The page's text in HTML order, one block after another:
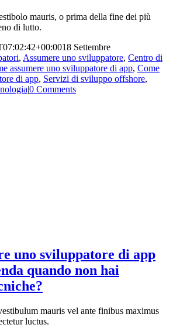
mauris, o prima della fine dei più
di lutto.
18 Settembre
, Assumere uno sviluppatore, Centro di
assumere uno sviluppatore di app, Come
di app, Servizi di sviluppo offshore,
|0 Comments
uno sviluppatore di app
quando non hai
mauris vel ante finibus maximus
luctus.